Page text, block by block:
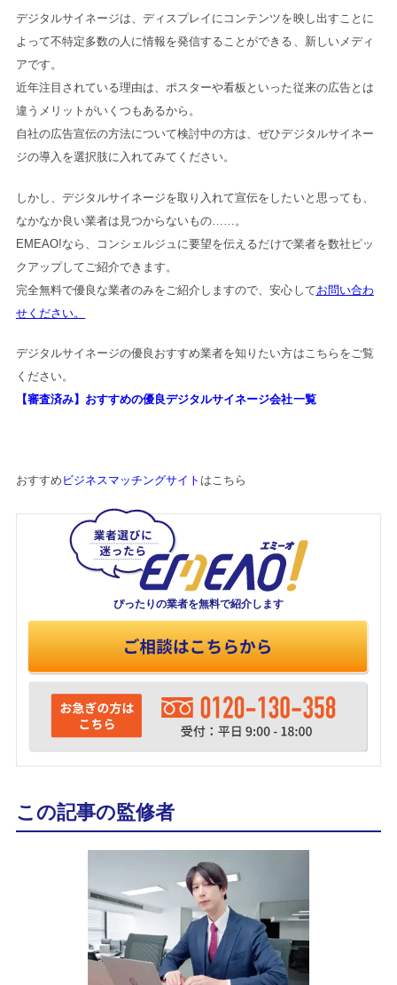
デジタルサイネージは、ディスプレイにコンテンツを映し出すことに
よって不特定多数の人に情報を発信することができる、新しいメディ
アです。
近年注目されている理由は、ポスターや看板といった従来の広告とは
違うメリットがいくつもあるから。
自社の広告宣伝の方法について検討中の方は、ぜひデジタルサイネー
ジの導入を選択肢に入れてみてください。
しかし、デジタルサイネージを取り入れて宣伝をしたいと思っても、
なかなか良い業者は見つからないもの……。
EMEAO!なら、コンシェルジュに要望を伝えるだけで業者を数社ピッ
クアップしてご紹介できます。
完全無料で優良な業者のみをご紹介しますので、安心してお問い合わ
せください。
デジタルサイネージの優良おすすめ業者を知りたい方はこちらをご覧
ください。
【審査済み】おすすめの優良デジタルサイネージ会社一覧
おすすめ ビジネスマッチングサイト はこちら
ぴったりの業者を無料で紹介します
この記事の監修者